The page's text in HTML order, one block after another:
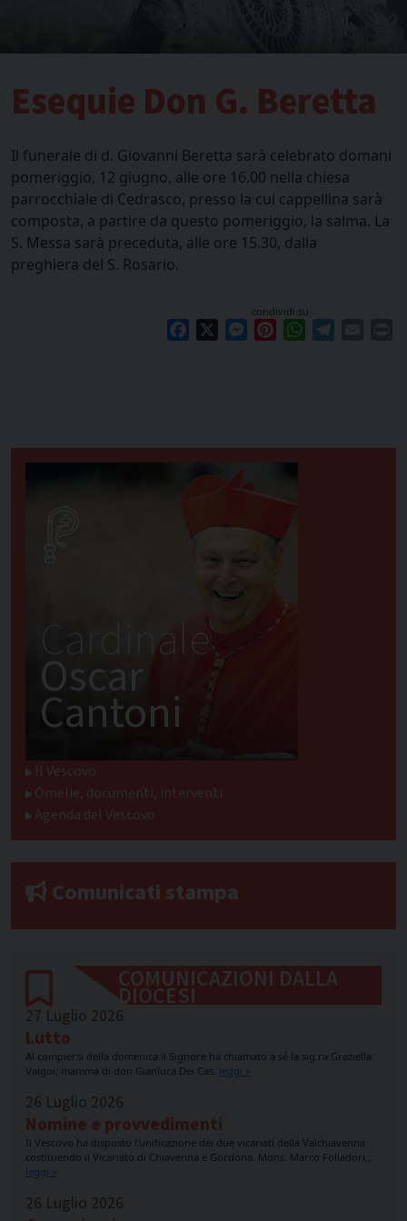
Esequie Don G. Beretta
Il funerale di d. Giovanni Beretta sarà celebrato domani
pomeriggio, 12 giugno, alle ore 16.00 nella chiesa
parrocchiale di Cedrasco, presso la cui cappellina sarà
composta, a partire da questo pomeriggio, la salma. La
S. Messa sarà preceduta, alle ore 15.30, dalla
preghiera del S. Rosario.
condividi su
Facebook Messenger
PinterestWhatsApp
Cardinale
Oscar
Cantoni
Il Vescovo
Omelie, documenti, interventi
Agenda del Vescovo
Comunicati stampa
COMUNICAZIONI DALLA
DIOCESI
27 Luglio 2026
Lutto
Al compiersi della domenica il Signore ha chiamato a sé la sig.ra Graziella
Valgoi, mamma di don Gianluca Dei Cas. leggi »
26 Luglio 2026
Nomine e provvedimenti
Il Vescovo ha disposto l’unificazione dei due vicariati della Valchiavenna
costituendo il Vicariato di Chiavenna e Gordona. Mons. Marco Folladori…
leggi »
26 Luglio 2026